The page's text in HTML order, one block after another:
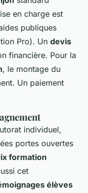
en charge est
publiques
Pro). Un devis
financière. Pour la
, le montage du
Un paiement
individuel,
portes ouvertes
formation
cet
élèves